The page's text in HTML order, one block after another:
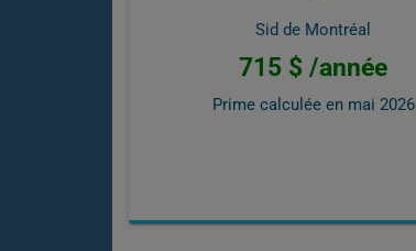
Sid de Montréal
715 $ /année
Prime calculée en mai 2026